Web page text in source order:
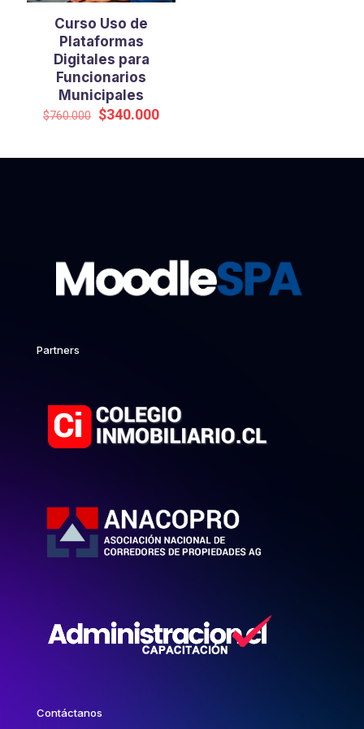
Curso Uso de
Plataformas
Digitales para
Funcionarios
Municipales
$760.000 El
era:
$340.000El
es:
Partners
Contáctanos